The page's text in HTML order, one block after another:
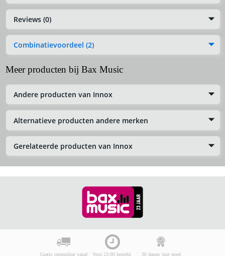
Reviews (0)
Combinatievoordeel (2)
Meer producten bij Bax Music
Andere producten van Innox
Alternatieve producten andere merken
Gerelateerde producten van Innox
Gratis verzending vanaf Voor 23:00 besteld, 30 dagen 'niet goed